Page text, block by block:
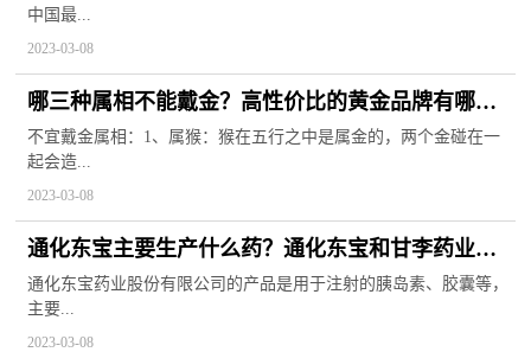
中国最...
2023-03-08
哪三种属相不能戴金？高性价比的黄金品牌有哪
些？
不宜戴金属相：1、属猴：猴在五行之中是属金的，两个金碰在一
起会造...
2023-03-08
通化东宝主要生产什么药？通化东宝和甘李药业谁
更有潜力？
通化东宝药业股份有限公司的产品是用于注射的胰岛素、胶囊等，
主要...
2023-03-08